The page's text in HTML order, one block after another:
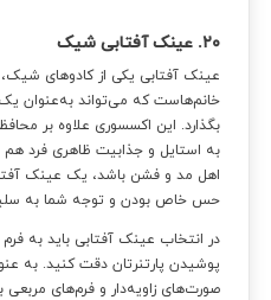
۲۰. عینک آفتابی شیک
عینک آفتابی یکی از کادوهای
خانم‌هاست که می‌تواند به‌عنوان یک
بگذارد. این اکسسوری علاوه بر
به استایل و جذابیت ظاهری فرد
اهل مد و فشن باشد، یک عینک
حس خاص بودن و توجه شما به
در انتخاب عینک آفتابی باید به
پوشیدن پارتنرتان دقت کنید. به
صورت‌های زاویه‌دار و فرم‌های